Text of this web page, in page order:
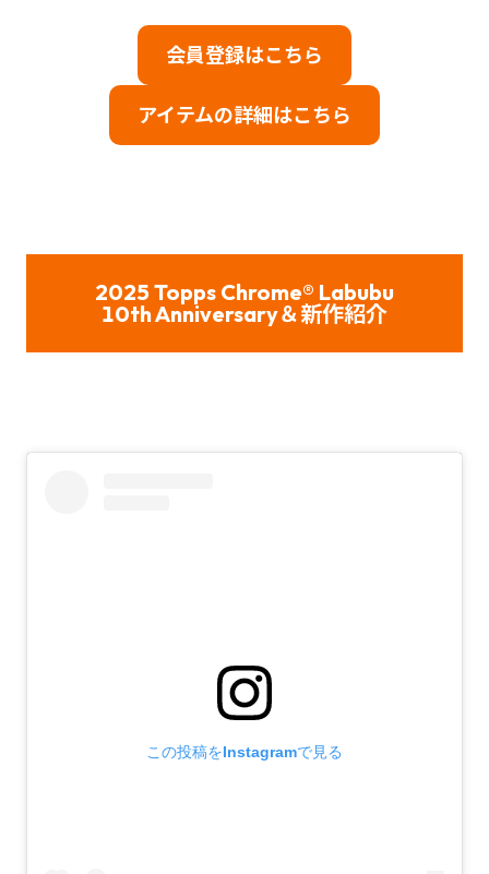
会員登録はこちら
アイテムの詳細はこちら
2025 Topps Chrome® Labubu
10th Anniversary＆新作紹介
この投稿をInstagramで見る